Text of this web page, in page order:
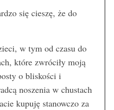
się cieszę, że do
w tym od czasu do
które zwróciły moją
o bliskości i
noszenia w chustach
kupuję stanowczo za